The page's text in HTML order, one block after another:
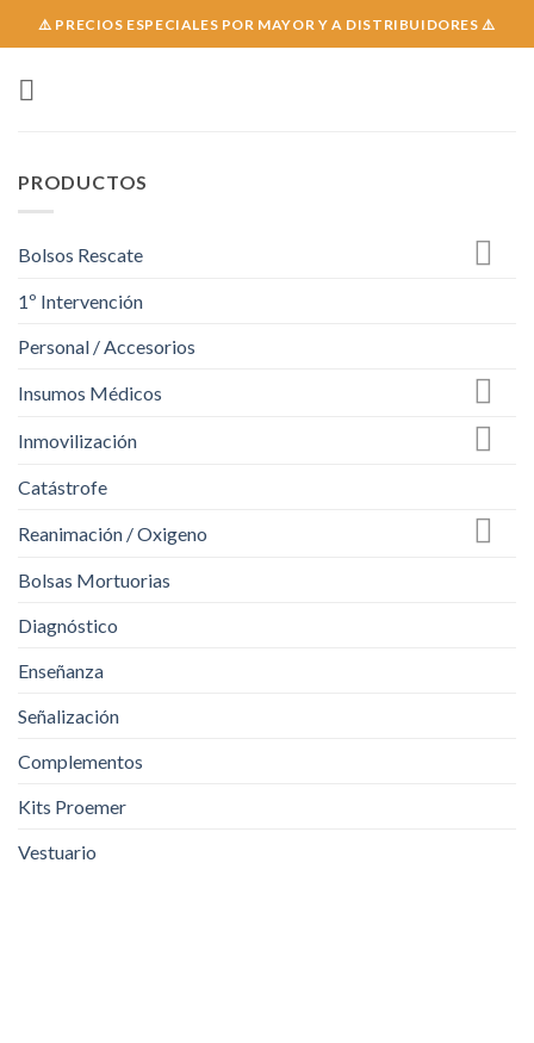
to
⚠️ PRECIOS ESPECIALES POR MAYOR Y A DISTRIBUIDORES ⚠️
PRODUCTOS
Bolsos Rescate
1º Intervención
Personal / Accesorios
Insumos Médicos
Inmovilización
Catástrofe
Reanimación / Oxigeno
Bolsas Mortuorias
Diagnóstico
Enseñanza
Señalización
Complementos
Kits Proemer
Vestuario